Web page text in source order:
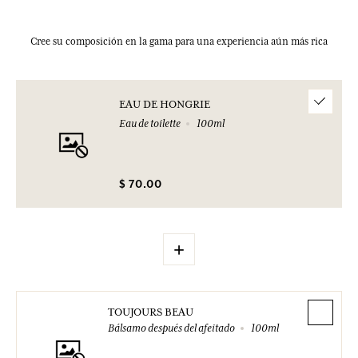
Cree su composición en la gama para una experiencia aún más rica
EAU DE HONGRIE
Eau de toilette
100ml
$ 70.00
+
TOUJOURS BEAU
Bálsamo después del afeitado
100ml